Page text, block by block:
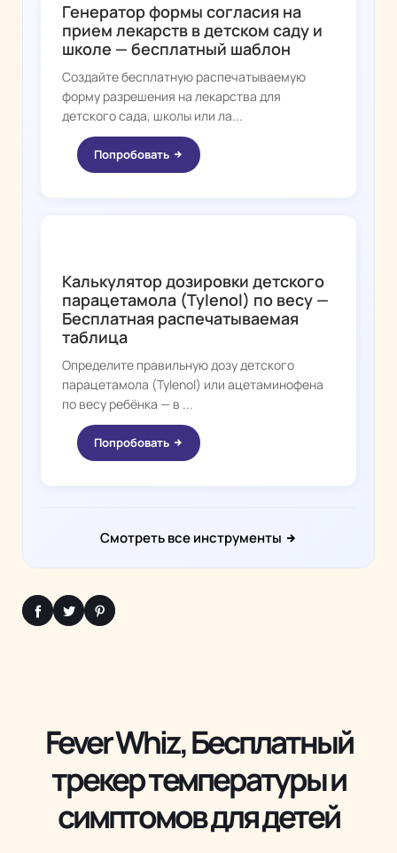
Генератор формы согласия на
прием лекарств в детском саду и
школе — бесплатный шаблон
Создайте бесплатную распечатываемую
форму разрешения на лекарства для
детского сада, школы или ла...
Попробовать
Калькулятор дозировки детского
парацетамола (Tylenol) по весу —
Бесплатная распечатываемая
таблица
Определите правильную дозу детского
парацетамола (Tylenol) или ацетаминофена
по весу ребёнка — в ...
Попробовать
Смотреть все инструменты
Fever Whiz, Бесплатный
трекер температуры и
симптомов для детей